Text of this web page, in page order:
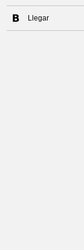
Llegar